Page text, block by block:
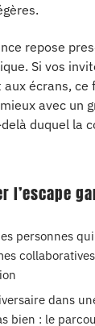
repose
Si vos
écrans, ce
avec un
duquel la
l’escape
personnes
dans
bien : le